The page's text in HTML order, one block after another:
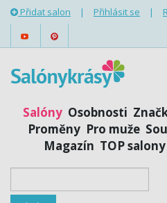
Přidat salon | Přihlásit se |
Salóny Osobnosti
Proměny Pro muže
Magazín TOP salony